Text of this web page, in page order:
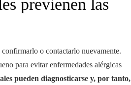
previenen las
confirmarlo o contactarlo nuevamente.
para evitar enfermedades alérgicas
pueden diagnosticarse y, por tanto,